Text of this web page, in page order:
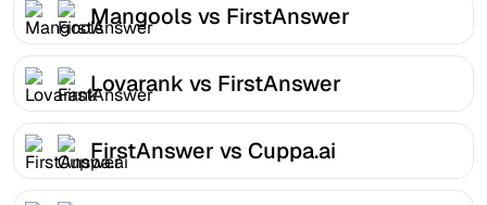
Mangools vs FirstAnswer
Lovarank vs FirstAnswer
FirstAnswer vs Cuppa.ai